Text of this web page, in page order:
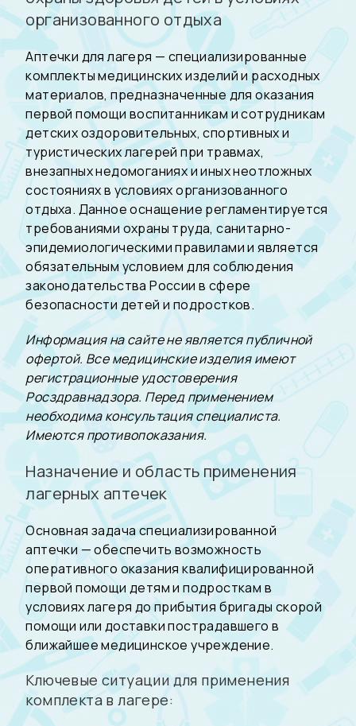
организованного отдыха
Аптечки для лагеря — специализированные
комплекты медицинских изделий и расходных
материалов, предназначенные для оказания
первой помощи воспитанникам и сотрудникам
детских оздоровительных, спортивных и
туристических лагерей при травмах,
внезапных недомоганиях и иных неотложных
состояниях в условиях организованного
отдыха. Данное оснащение регламентируется
требованиями охраны труда, санитарно-
эпидемиологическими правилами и является
обязательным условием для соблюдения
законодательства России в сфере
безопасности детей и подростков.
Информация на сайте не является публичной
офертой. Все медицинские изделия имеют
регистрационные удостоверения
Росздравнадзора. Перед применением
необходима консультация специалиста.
Имеются противопоказания.
Назначение и область применения
лагерных аптечек
Основная задача специализированной
аптечки — обеспечить возможность
оперативного оказания квалифицированной
первой помощи детям и подросткам в
условиях лагеря до прибытия бригады скорой
помощи или доставки пострадавшего в
ближайшее медицинское учреждение.
Ключевые ситуации для применения
комплекта в лагере: